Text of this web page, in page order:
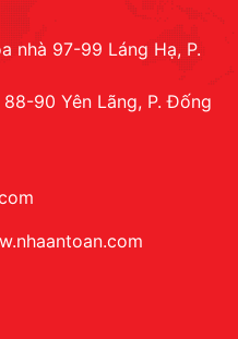
nhà 97-99 Láng Hạ, P.
90 Yên Lãng, P. Đống